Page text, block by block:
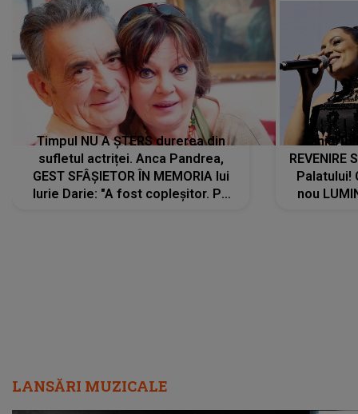
Timpul NU A ȘTERS durerea din
sufletul actriței. Anca Pandrea,
GEST SFÂȘIETOR ÎN MEMORIA lui
Iurie Darie: "A fost copleșitor. Pe
Tania
REVENIRE
Palatului!
nou
LANSĂRI MUZICALE